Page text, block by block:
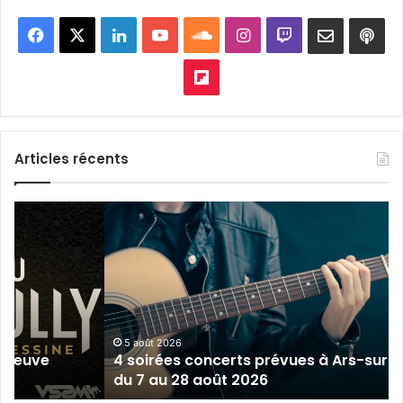
Facebook LinkedinYouTubeSoundCloud
Instagram
Twitch
Flipboard
Articles récents
soirées
concerts
Ars-
sur-
Moselle
du
au
5 août 2026
4 soirées concerts prévues à Ars-sur-
du 7 au 28 août 2026